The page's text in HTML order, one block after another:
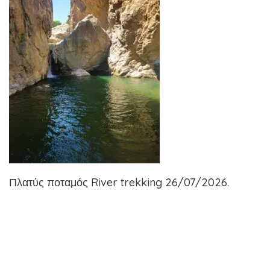
Πλατύς ποταμός River trekking 26/07/2026.